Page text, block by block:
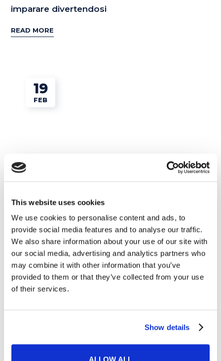
This website uses cookies
We use cookies to personalise content and ads, to
provide social media features and to analyse our traffic.
We also share information about your use of our site with
our social media, advertising and analytics partners who
may combine it with other information that you’ve
provided to them or that they’ve collected from your use
of their services.
Show details
imparare divertendosi
READ MORE
19
FEB
Tips e Curiosità
Presentazione di un hotel in inglese: come
scrivere una descrizione breve ed efficace
READ MORE